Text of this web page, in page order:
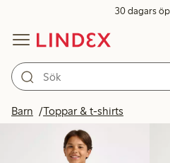
30 dagars
Barn Toppar & t-shirts